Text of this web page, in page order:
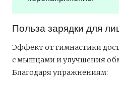
Польза зарядки для
Эффект от гимнастики
с мышцами и улучшения
Благодаря упражнениям: